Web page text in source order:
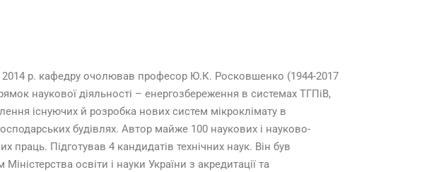
2014 р. кафедру очолював професор Ю.К. Росковшенко (1944-2017
наукової діяльності – енергозбереження в системах ТГПіВ,
існуючих й розробка нових систем мікроклімату в
будівлях. Автор майже 100 наукових і науково-
праць. Підготував 4 кандидатів технічних наук. Він був
Міністерства освіти і науки України з акредитації та